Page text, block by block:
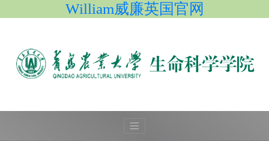
William威廉英国官网